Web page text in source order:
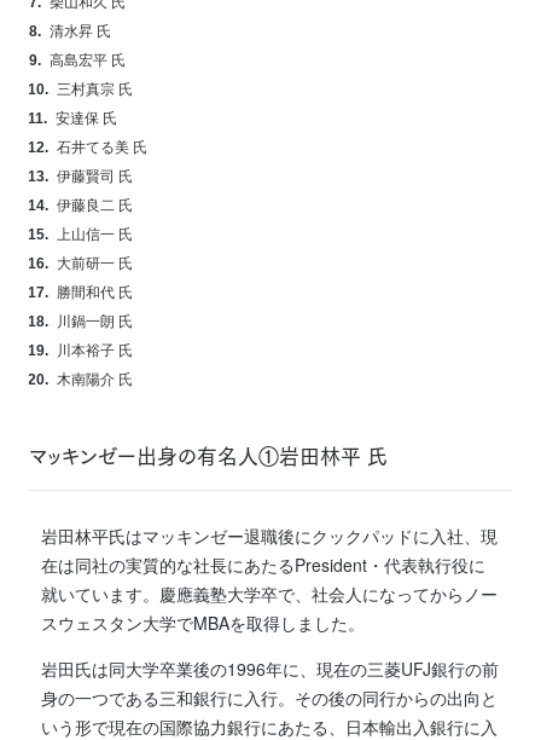
清水昇 氏
高島宏平 氏
三村真宗 氏
安達保 氏
石井てる美 氏
伊藤賢司 氏
伊藤良二 氏
上山信一 氏
大前研一 氏
勝間和代 氏
川鍋一朗 氏
川本裕子 氏
木南陽介 氏
マッキンゼー出身の有名人①岩田林平 氏
岩田林平氏はマッキンゼー退職後にクックパッドに入社、現
在は同社の実質的な社長にあたるPresident・代表執行役に
就いています。慶應義塾大学卒で、社会人になってからノー
スウェスタン大学でMBAを取得しました。
岩田氏は同大学卒業後の1996年に、現在の三菱UFJ銀行の前
身の一つである三和銀行に入行。その後の同行からの出向と
いう形で現在の国際協力銀行にあたる、日本輸出入銀行に入